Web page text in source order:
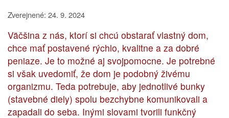
Zverejnené: 24. 9. 2024
Väčšina z nás, ktorí si chcú obstarať vlastný dom,
chce mať postavené rýchlo, kvalitne a za dobré
peniaze. Je to možné aj svojpomocne. Je potrebné
si však uvedomiť, že dom je podobný živému
organizmu. Teda potrebuje, aby jednotlivé bunky
(stavebné diely) spolu bezchybne komunikovali a
zapadali do seba. Inými slovami tvorili funkčný